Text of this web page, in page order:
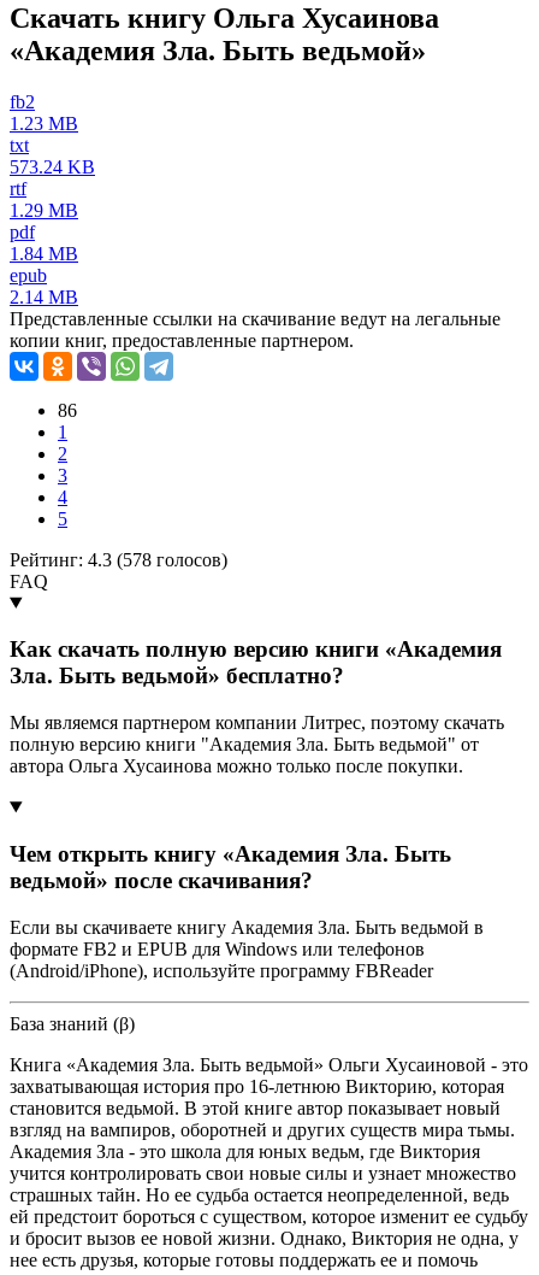
Скачать книгу Ольга Хусаинова
«Академия Зла. Быть ведьмой»
fb2
1.23 MB
txt
573.24 KB
rtf
1.29 MB
pdf
1.84 MB
epub
2.14 MB
Представленные ссылки на скачивание ведут на легальные
копии книг, предоставленные партнером.
86
1
2
3
4
5
Рейтинг: 4.3 (578 голосов)
FAQ
Как скачать полную версию книги «Академия
Зла. Быть ведьмой» бесплатно?
Мы являемся партнером компании Литрес, поэтому скачать
полную версию книги "Академия Зла. Быть ведьмой" от
автора Ольга Хусаинова можно только после покупки.
Чем открыть книгу «Академия Зла. Быть
ведьмой» после скачивания?
Если вы скачиваете книгу Академия Зла. Быть ведьмой в
формате FB2 и EPUB для Windows или телефонов
(Android/iPhone), используйте программу FBReader
База знаний (β)
Книга «Академия Зла. Быть ведьмой» Ольги Хусаиновой - это
захватывающая история про 16-летнюю Викторию, которая
становится ведьмой. В этой книге автор показывает новый
взгляд на вампиров, оборотней и других существ мира тьмы.
Академия Зла - это школа для юных ведьм, где Виктория
учится контролировать свои новые силы и узнает множество
страшных тайн. Но ее судьба остается неопределенной, ведь
ей предстоит бороться с существом, которое изменит ее судьбу
и бросит вызов ее новой жизни. Однако, Виктория не одна, у
нее есть друзья, которые готовы поддержать ее и помочь